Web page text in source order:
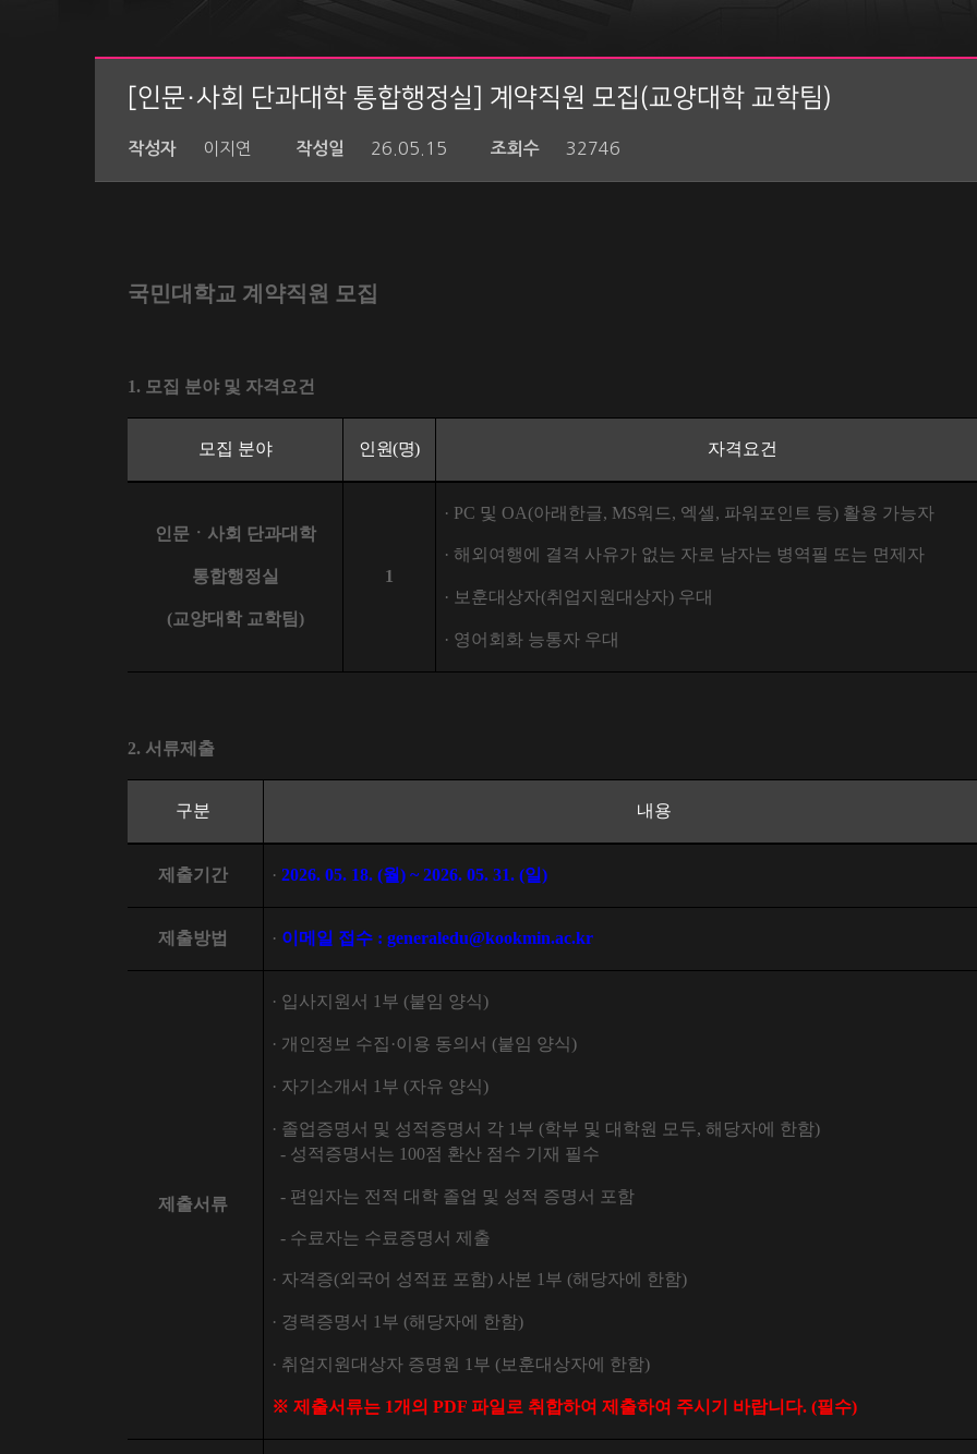
[인문·사회 단과대학 통합행정실] 계약직원 모집(교양대학 교학팀)
작성자 이지연 작성일 26.05.15 조회수 32746
국민대학교 계약직원 모집
1. 모집 분야 및 자격요건
모집 분야 인원(명) 자격요건
인문ㆍ사회 단과대학
통합행정실
(교양대학 교학팀)
1
· PC 및 OA(아래한글, MS워드 , 엑셀, 파워포인트 등) 활용 가능자
· 해외여행에 결격 사유가 없는 자로 남자는 병역필 또는 면제자
· 보훈대상자(취업지원대상자) 우대
· 영어회화 능통자 우대
2. 서류제출
구분 내용
제출기간 · 2026. 05. 18. (월) ~ 2026. 05. 31. (일)
제출방법 · 이메일 접수 : generaledu@kookmin.ac.kr
제출서류
· 입사지원서 1 부 (붙임 양식)
· 개인정보 수집 ·이용 동의서 (붙임 양식)
· 자기소개서 1 부 (자유 양식)
· 졸업증명서 및 성적증명서 각 1 부 (학부 및 대학원 모두, 해당자에 한함)
- 성적증명서는 100점 환산 점수 기재 필수
- 편입자는 전적 대학 졸업 및 성적 증명서 포함
- 수료자는 수료증명서 제출
· 자격증(외국어 성적표 포함) 사본 1 부 (해당자에 한함)
· 경력증명서 1 부 (해당자에 한함)
· 취업지원대상자 증명원 1 부 (보훈대상자에 한함)
※ 제출서류는 1개의 PDF 파일로 취합하여 제출하여 주시기 바랍니다. (필수)